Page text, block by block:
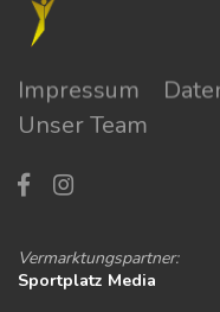
Impressum
Unser Team
Vermarktungspartner:
Sportplatz Media